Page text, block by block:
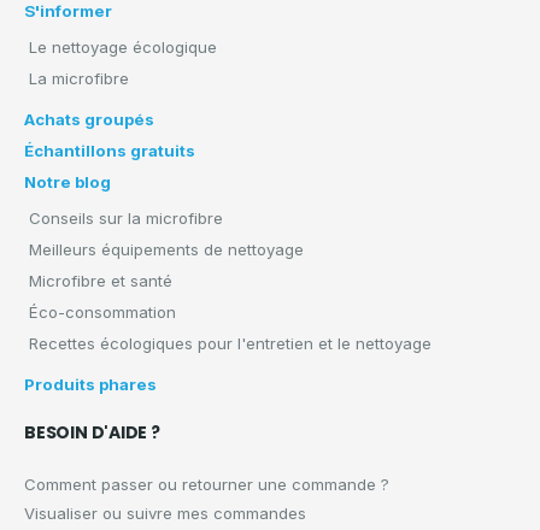
S'informer
Le nettoyage écologique
La microfibre
Achats groupés
Échantillons gratuits
Notre blog
Conseils sur la microfibre
Meilleurs équipements de nettoyage
Microfibre et santé
Éco-consommation
Recettes écologiques pour l'entretien et le nettoyage
Produits phares
BESOIN D'AIDE ?
Comment passer ou retourner une commande ?
Visualiser ou suivre mes commandes